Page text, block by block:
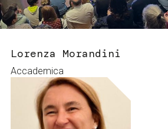
Servizi e accessibilità
Contatti
Biglietti
Lorenza Morandini
Accademica